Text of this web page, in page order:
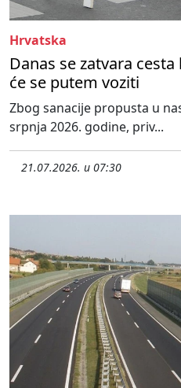
Hrvatska
Danas se zatvara
će se putem voziti
Zbog sanacije propusta u
srpnja 2026. godine, priv...
21.07.2026. u 07:30